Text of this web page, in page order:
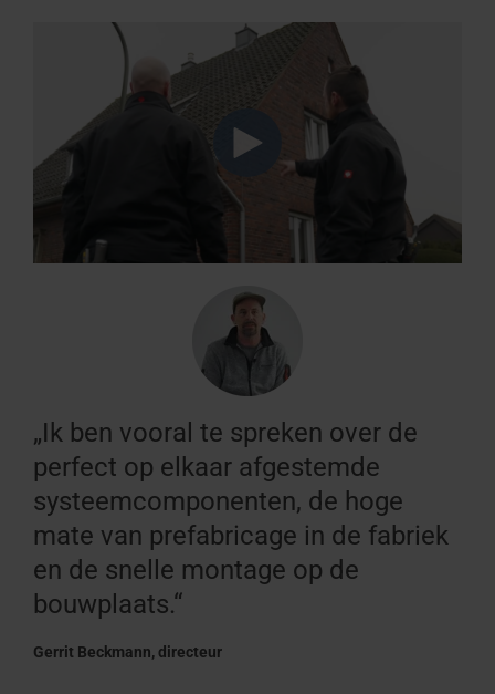
„Ik ben vooral te spreken over de
perfect op elkaar afgestemde
systeemcomponenten, de hoge
mate van prefabricage in de fabriek
en de snelle montage op de
bouwplaats.“
Gerrit Beckmann, directeur